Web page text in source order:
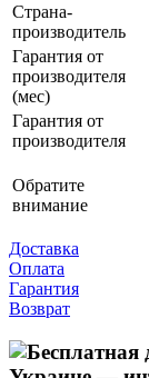
Страна-
производитель
Гарантия от
производителя
(мес)
Гарантия от
производителя
Обратите
внимание
Доставка
Оплата
Гарантия
Возврат